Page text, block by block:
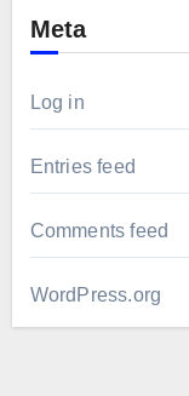
Meta
Log in
Entries feed
Comments feed
WordPress.org